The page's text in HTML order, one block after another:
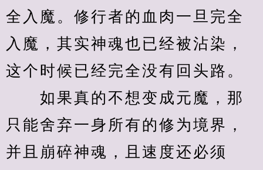
全入魔。修行者的血肉一旦完全
入魔，其实神魂也已经被沾染，
这个时候已经完全没有回头路。
如果真的不想变成元魔，那
只能舍弃一身所有的修为境界，
并且崩碎神魂，且速度还必须